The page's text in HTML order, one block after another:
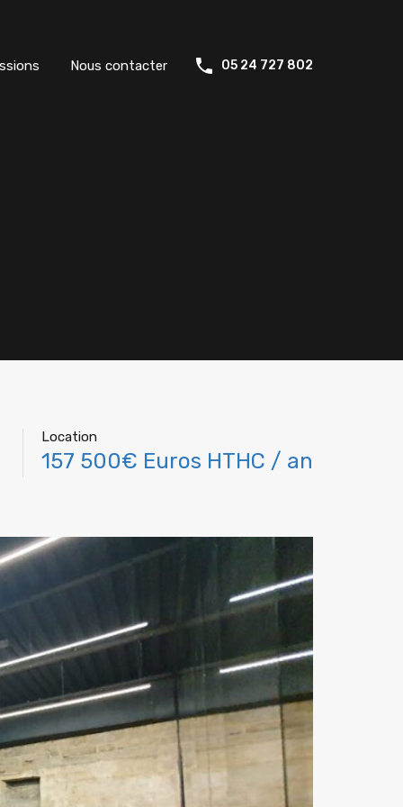
Nous contacter 05 24 727 802
Location
157 500€ Euros HTHC / an